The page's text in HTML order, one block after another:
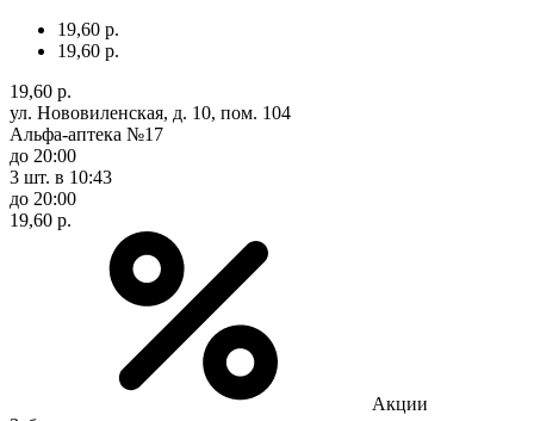
19,60 р.
19,60 р.
19,60 р.
ул. Нововиленская, д. 10, пом. 104
Альфа-аптека №17
до 20:00
3 шт. в 10:43
до 20:00
19,60 р.
Акции